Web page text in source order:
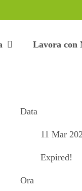
Lavora con
Data
11 Mar
Expired!
Ora